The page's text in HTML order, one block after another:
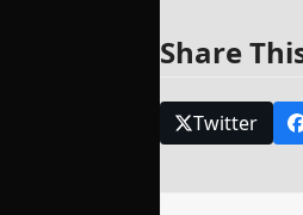
Share
Twitter